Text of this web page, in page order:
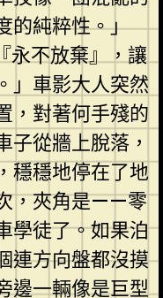
的純粹性。」
不放棄』，讓
」車影大人突然
，對著何手殘的
子從牆上脫落，
穩穩地停在了地
，夾角是——零
學徒了。如果泊
連方向盤都沒摸
邊一輛像是巨型